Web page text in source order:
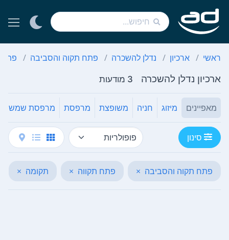
ראשי ארכיון נדלן להשכרה פתח תקוה והסביבה פתח
ארכיון נדלן להשכרה 3 מודעות
מאפיינים מיזוג חניה משופצת מרפסת מרפסת שמש
סינון
פתח תקוה והסביבה × פתח תקווה × תקומה ×